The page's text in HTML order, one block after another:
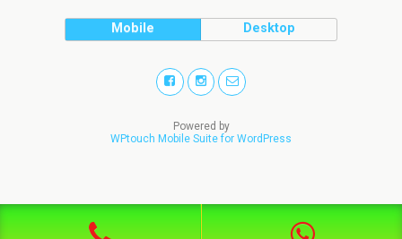
Mobile Desktop
Powered by
WPtouch Mobile Suite for WordPress